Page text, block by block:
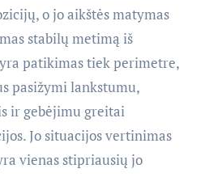
o jo aikštės matymas
stabilų metimą iš
patikimas tiek perimetre,
pasižymi lankstumu,
ir gebėjimu greitai
Jo situacijos vertinimas
vienas stipriausių jo